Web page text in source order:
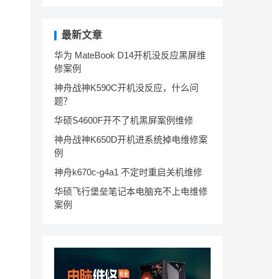
最新文章
华为 MateBook D14开机没反应黑屏维
修案例
神舟战神K590C开机没反应，什么问
题？
华硕S4600F开不了机黑屏案例维修
神舟战神K650D开机进系统掉电维修案
例
神舟k670c-g4a1 不定时重启关机维修
华硕飞行堡垒笔记本电脑充不上电维修
案例